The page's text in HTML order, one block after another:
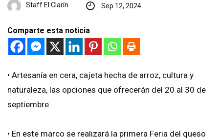
Staff El Clarín Sep 12, 2024
Comparte esta noticia
•⁠ ⁠Artesanía en cera, cajeta hecha de arroz, cultura y
naturaleza, las opciones que ofrecerán del 20 al 30 de
septiembre
•⁠ ⁠En este marco se realizará la primera Feria del queso